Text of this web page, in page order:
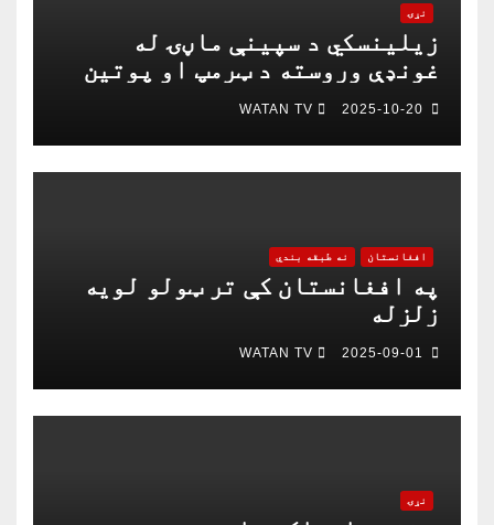
نړۍ
زیلینسکي د سپینې ماڼۍ له
غونډې وروسته د ټرمپ او پوتین
په خبرو اترو کې د ګډون لپاره
چمتو دی
2025-10-20
WATAN TV
افغانستان نه طبقه بندي
په افغانستان کې تر ټولو لویه
زلزله
2025-09-01
WATAN TV
نړۍ